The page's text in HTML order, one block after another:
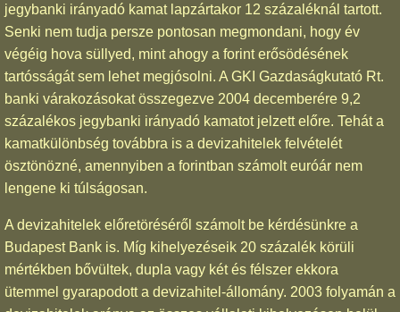
jegybanki irányadó kamat lapzártakor 12 százaléknál tartott.
Senki nem tudja persze pontosan megmondani, hogy év
végéig hova süllyed, mint ahogy a forint erősödésének
tartósságát sem lehet megjósolni. A GKI Gazdaságkutató Rt.
banki várakozásokat összegezve 2004 decemberére 9,2
százalékos jegybanki irányadó kamatot jelzett előre. Tehát a
kamatkülönbség továbbra is a devizahitelek felvételét
ösztönözné, amennyiben a forintban számolt euróár nem
lengene ki túlságosan.
A devizahitelek előretöréséről számolt be kérdésünkre a
Budapest Bank is. Míg kihelyezéseik 20 százalék körüli
mértékben bővültek, dupla vagy két és félszer ekkora
ütemmel gyarapodott a devizahitel-állomány. 2003 folyamán a